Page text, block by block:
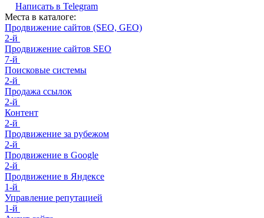
Написать в Telegram
Места в каталоге:
Продвижение сайтов (SEO, GEO)
2-й
Продвижение сайтов SEO
7-й
Поисковые системы
2-й
Продажа ссылок
2-й
Контент
2-й
Продвижение за рубежом
2-й
Продвижение в Google
2-й
Продвижение в Яндексе
1-й
Управление репутацией
1-й